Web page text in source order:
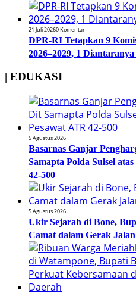
21 Juli 20260 Komentar
DPR-RI Tetapkan 9
2026–2029, 1
| EDUKASI
5 Agustus 2026
Basarnas Ganjar
Samapta Polda Sulsel
42-500
5 Agustus 2026
Ukir Sejarah di Bone,
Camat dalam Gerak